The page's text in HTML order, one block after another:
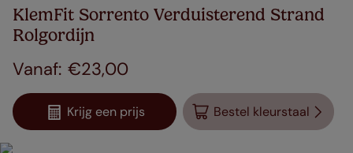
KlemFit Sorrento Verduisterend Strand
Rolgordijn
€23,00
Krijg een prijs Bestel kleurstaal